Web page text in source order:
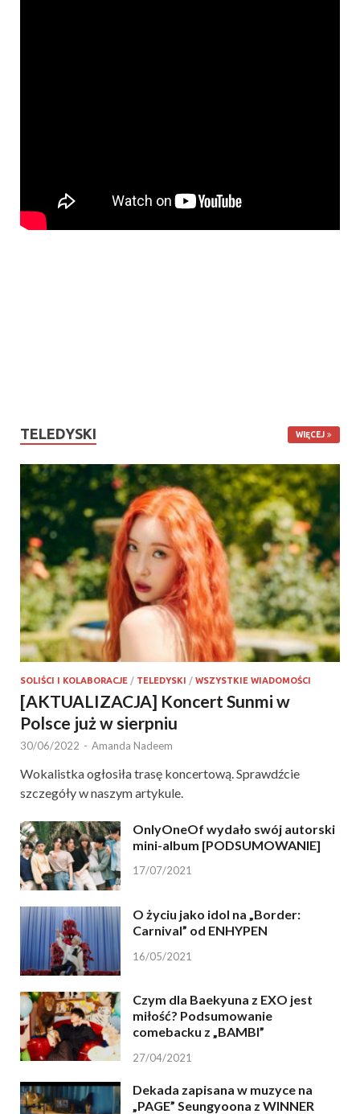
TELEDYSKI WIĘCEJ
SOLIŚCI I KOLABORACJE / TELEDYSKI / WSZYSTKIE WIADOMOŚCI
[AKTUALIZACJA] Koncert Sunmi w
Polsce już w sierpniu
30/06/2022 - Amanda Nadeem
Wokalistka ogłosiła trasę koncertową. Sprawdźcie
szczegóły w naszym artykule.
OnlyOneOf wydało swój autorski
mini-album [PODSUMOWANIE]
17/07/2021
O życiu jako idol na „Border:
Carnival” od ENHYPEN
16/05/2021
Czym dla Baekyuna z EXO jest
miłość? Podsumowanie
comebacku z „BAMBI”
27/04/2021
Dekada zapisana w muzyce na
„PAGE” Seungyoona z WINNER